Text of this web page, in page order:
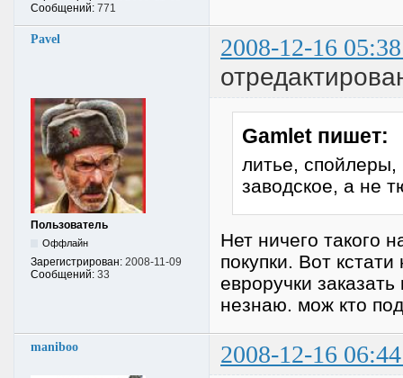
Сообщений: 771
Pavel 2008-12-16
Пользователь
Оффлайн
Зарегистрирован: 2008-11-09
Сообщений: 33
Gamlet пишет:
литье,
заводское, а не
Нет ничего такого
покупки. Вот
евроручки
незнаю. мож кто
maniboo 2008-12-16